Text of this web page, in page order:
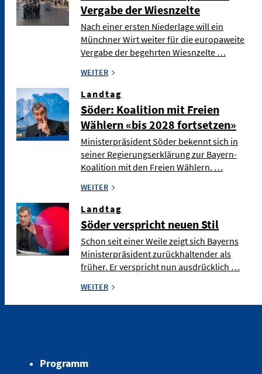
Vergabe der Wiesnzelte
Nach einer ersten Niederlage will ein
Münchner Wirt weiter für die europaweite
Vergabe der begehrten Wiesnzelte …
WEITER
Landtag
Söder: Koalition mit Freien
Wählern «bis 2028 fortsetzen»
Ministerpräsident Söder bekennt sich in
seiner Regierungserklärung zur Bayern-
Koalition mit den Freien Wählern. …
WEITER
Landtag
Söder verspricht neuen Stil
Schon seit einer Weile zeigt sich Bayerns
Ministerpräsident zurückhaltender als
früher. Er verspricht nun ausdrücklich …
WEITER
Programm